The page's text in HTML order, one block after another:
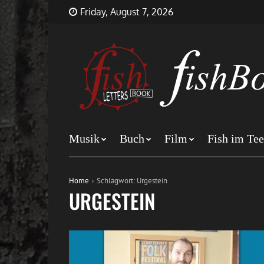
content
FishBookLetters
Musik,
Buch…
Friday, August 7, 2026
Musik Buch Film Fish im Tee
Home Schlagwort: Urgestein
URGESTEIN